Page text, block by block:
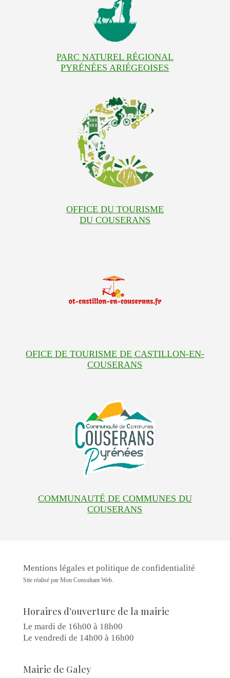
PARC NATUREL RÉGIONAL
PYRÉNÉES ARIÉGEOISES
OFFICE DU TOURISME
DU COUSERANS
OFICE DE TOURISME DE CASTILLON-EN-
COUSERANS
COMMUNAUTÉ DE COMMUNES DU
COUSERANS
Mentions légales et politique de confidentialité
Site réalisé par Mon Consultant Web.
Horaires d’ouverture de la mairie
Le mardi de 16h00 à 18h00
Le vendredi de 14h00 à 16h00
Mairie de Galey